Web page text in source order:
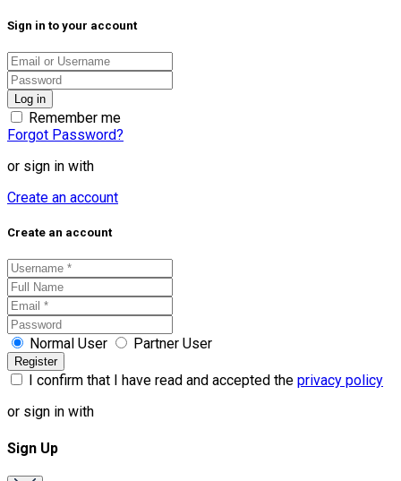
Sign in to your account
Remember me
Forgot Password?
or sign in with
Create an account
Create an account
Normal User Partner User
I confirm that I have read and accepted the privacy policy
or sign in with
Sign Up